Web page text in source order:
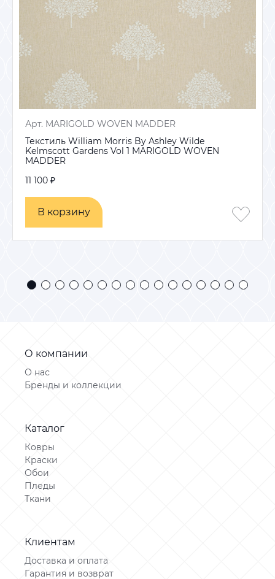
Арт. MARIGOLD WOVEN MADDER
Текстиль William Morris By Ashley Wilde
Kelmscott Gardens Vol 1 MARIGOLD WOVEN
MADDER
11 100 ₽
В корзину
В корзину
О компании
О нас
Бренды и коллекции
Каталог
Ковры
Краски
Обои
Пледы
Ткани
Клиентам
Доставка и оплата
Гарантия и возврат